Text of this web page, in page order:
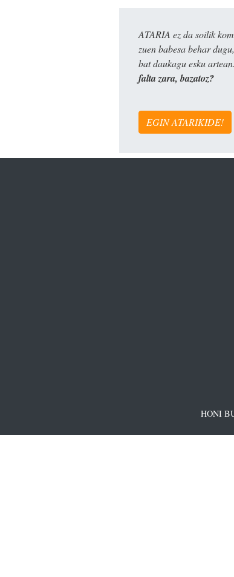
ATARIA ez da soilik
zuen babesa behar
bat daukagu esku
falta zara, bazatoz?
EGIN ATARIKIDE!
HONI